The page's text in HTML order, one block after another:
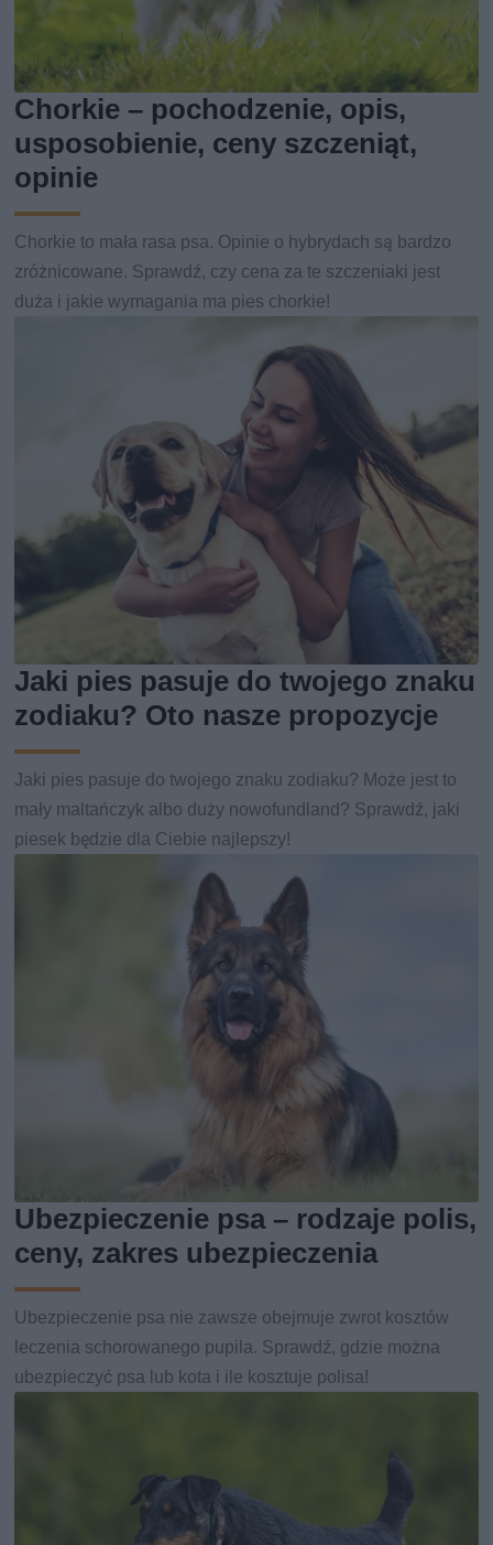
Chorkie – pochodzenie, opis,
usposobienie, ceny szczeniąt,
opinie
Chorkie to mała rasa psa. Opinie o hybrydach są bardzo
zróżnicowane. Sprawdź, czy cena za te szczeniaki jest
duża i jakie wymagania ma pies chorkie!
Jaki pies pasuje do twojego znaku
zodiaku? Oto nasze propozycje
Jaki pies pasuje do twojego znaku zodiaku? Może jest to
mały maltańczyk albo duży nowofundland? Sprawdź, jaki
piesek będzie dla Ciebie najlepszy!
Ubezpieczenie psa – rodzaje polis,
ceny, zakres ubezpieczenia
Ubezpieczenie psa nie zawsze obejmuje zwrot kosztów
leczenia schorowanego pupila. Sprawdź, gdzie można
ubezpieczyć psa lub kota i ile kosztuje polisa!